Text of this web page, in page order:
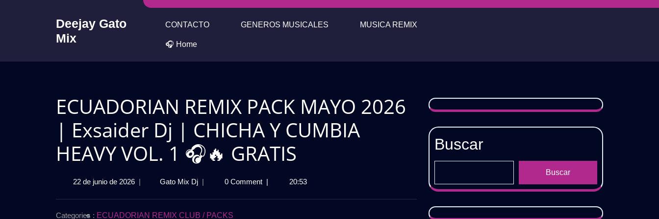
Deejay Gato
Mix
CONTACTO GENEROS MUSICALES MUSICA REMIX
🎧 Home
ECUADORIAN REMIX PACK MAYO 2026
| Exsaider Dj | CHICHA Y CUMBIA
HEAVY VOL. 1 🎧🔥 GRATIS
22 de junio de 202622
de
| Gato Mix DjECUADORIAN
MAYO
| 0 Comment | 20:53
Categories : ECUADORIAN REMIX CLUB / PACKS
Buscar
Buscar